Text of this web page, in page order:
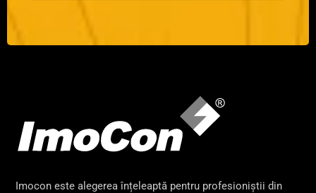
Imocon este alegerea înțeleaptă pentru profesioniștii din